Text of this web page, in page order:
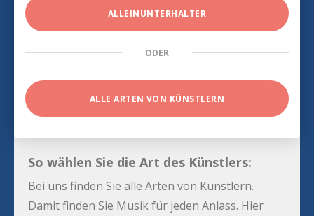
ALLEINUNTERHALTER
ODER
ALLE ARTEN VON KÜNSTLERN
So wählen Sie die Art des Künstlers:
Bei uns finden Sie alle Arten von Künstlern.
Damit finden Sie Musik für jeden Anlass. Hier